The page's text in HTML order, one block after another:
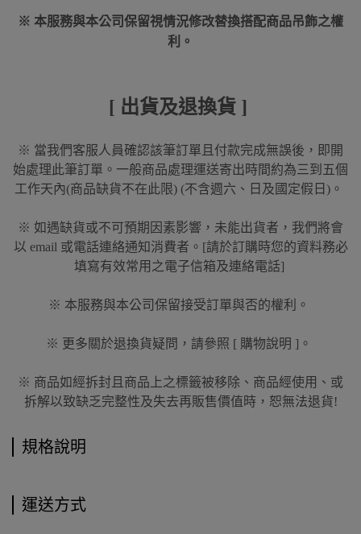
※ 本服務與本公司保留視情況修改替換搭配商品吊飾之權
利。
[ 出貨及退換貨 ]
※ 當我們客服人員確認該筆訂單且付款完成無誤後，即開
始處理此筆訂單。一般商品處理運送寄出時間約為三到五個
工作天內(商品缺貨不在此限) (不含週六、日及國定假日)。
※ 如遇缺貨或不可預期因素影響，未能出貨者，我們將會
以 email 或電話連絡通知消費者。[請於訂購時您的資料務必
填寫有效常用之電子信箱及連絡電話]
※ 本服務與本公司保留接受訂單與否的權利。
※ 更多關於退換貨疑問，請參照 [ 購物說明 ]。
※ 商品如經拆封且商品上之標籤被移除、商品經使用、或
拆解以致缺乏完整性及失去再販售價值時，恕無法退貨!
規格說明
運送方式